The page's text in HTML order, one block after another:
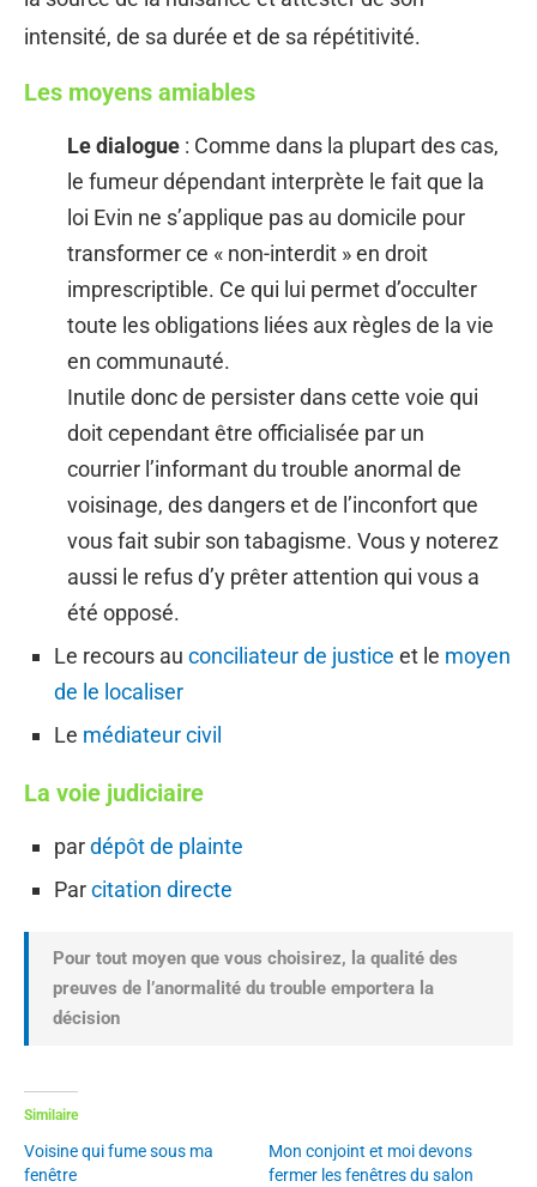
intensité, de sa durée et de sa répétitivité.
Les moyens amiables
Le dialogue : Comme dans la plupart des cas,
le fumeur dépendant interprète le fait que la
loi Evin ne s’applique pas au domicile pour
transformer ce « non-interdit » en droit
imprescriptible. Ce qui lui permet d’occulter
toute les obligations liées aux règles de la vie
en communauté.
Inutile donc de persister dans cette voie qui
doit cependant être officialisée par un
courrier l’informant du trouble anormal de
voisinage, des dangers et de l’inconfort que
vous fait subir son tabagisme. Vous y noterez
aussi le refus d’y prêter attention qui vous a
été opposé.
Le recours au conciliateur de justice et le moyen
de le localiser
Le médiateur civil
La voie judiciaire
pardépôt de plainte
Parcitation directe
Pour tout moyen que vous choisirez, la qualité des
preuves de l’anormalité du trouble emportera la
décision
Similaire
Voisine qui fume sous ma
fenêtre
Mon conjoint et moi devons
fermer les fenêtres du salon